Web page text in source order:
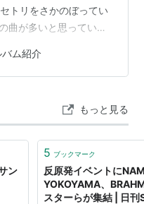
トリをさかのぼってい
曲が多いと思ってい
た。結構このアルバム
ます。 01. GO FUCK
実に上がる曲の一つ。
る曲を一曲目に持っ
バム紹介
もっと見る
ン
5 ブックマーク
反原発イベントに
YOKOYAMA、
スターらが集結 | 日刊